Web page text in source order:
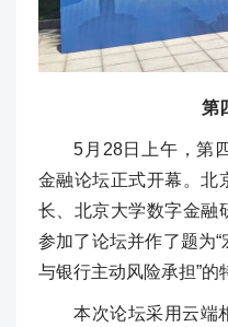
第
5月28日上午，第
金融论坛正式开幕。北
长、北京大学数字金融
参加了论坛并作了题为
与银行主动风险承担”的
本次论坛采用云端